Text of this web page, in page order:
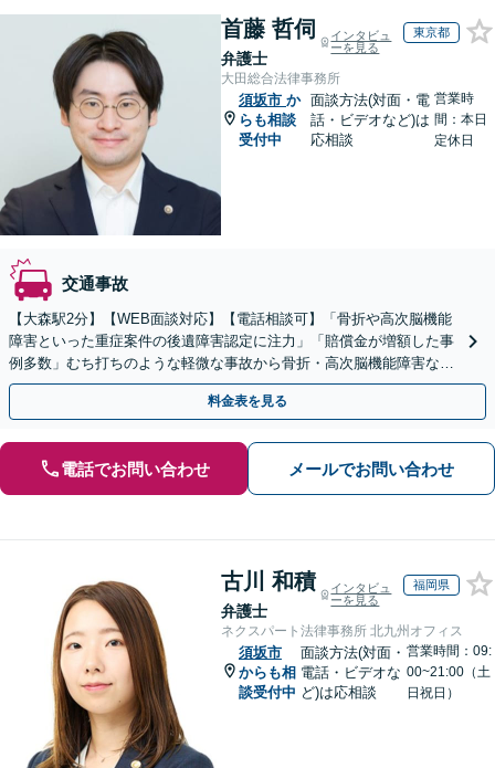
首藤 哲伺
弁護士
インタビュ
ーを見る
東京都
大田総合法律事務所
須坂市 か
らも相談
受付中
面談方法(対面・電
話・ビデオなど)は
応相談
営業時
間：本日
定休日
交通事故
【大森駅2分】【WEB面談対応】【電話相談可】「骨折や高次脳機能
障害といった重症案件の後遺障害認定に注力」「賠償金が増額した事
例多数」むち打ちのような軽微な事故から骨折・高次脳機能障害など
の重症事故まで、事故の規模に関わらず対応いたします
料金表を見る
電話でお問い合わせ メールでお問い合わせ
古川 和積
弁護士
インタビュ
ーを見る
福岡県
ネクスパート法律事務所 北九州オフィス
須坂市
からも相
談受付中
面談方法(対面・
電話・ビデオな
ど)は応相談
営業時間：09:
00~21:00（土
日祝日）